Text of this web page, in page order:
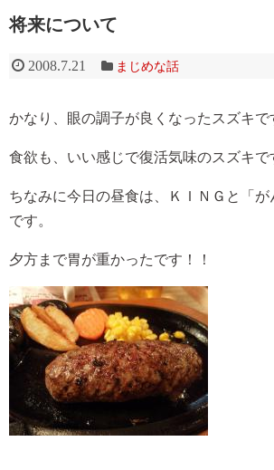
将来について
2008.7.21 まじめな話
かなり、眼の調子が良くなったスズキで
食欲も、いい感じで復活気味のスズキで
ちなみに今日の昼食は、ＫＩＮＧと「が
です。
夕方まで胃が重かったです！！